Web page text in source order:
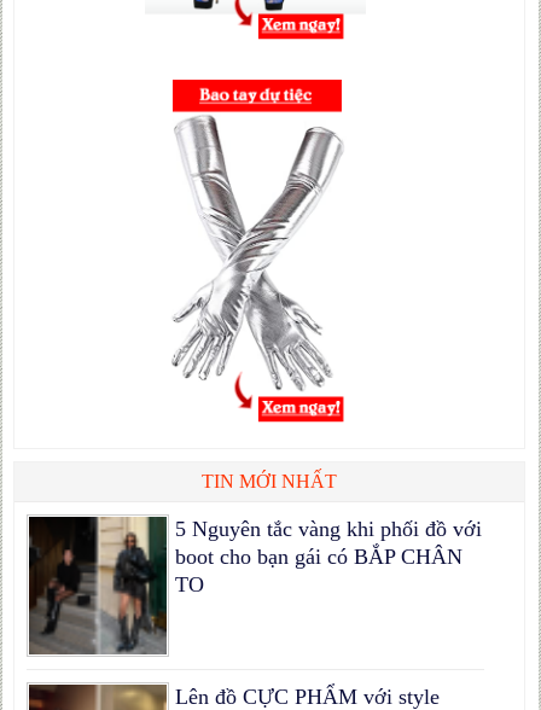
TIN MỚI NHẤT
5 Nguyên tắc vàng khi phối đồ với
boot cho bạn gái có BẮP CHÂN
TO
Lên đồ CỰC PHẨM với style